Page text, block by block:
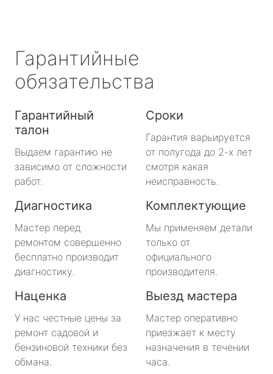
Гарантийные
обязательства
Гарантийный
талон
Выдаем гарантию не
зависимо от сложности
работ.
Сроки
Гарантия варьируется
от полугода до 2-х лет
смотря какая
неисправность.
Диагностика
Мастер перед
ремонтом совершенно
бесплатно производит
диагностику.
Комплектующие
Мы применяем детали
только от
официального
производителя.
Наценка
У нас честные цены за
ремонт садовой и
бензиновой техники без
обмана.
Выезд мастера
Мастер оперативно
приезжает к месту
назначения в течении
часа.